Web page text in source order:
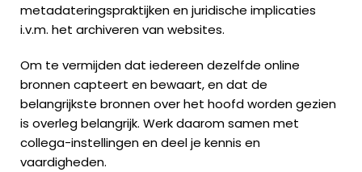
metadateringspraktijken en juridische implicaties
i.v.m. het archiveren van websites.
Om te vermijden dat iedereen dezelfde online
bronnen capteert en bewaart, en dat de
belangrijkste bronnen over het hoofd worden gezien
is overleg belangrijk. Werk daarom samen met
collega-instellingen en deel je kennis en
vaardigheden.